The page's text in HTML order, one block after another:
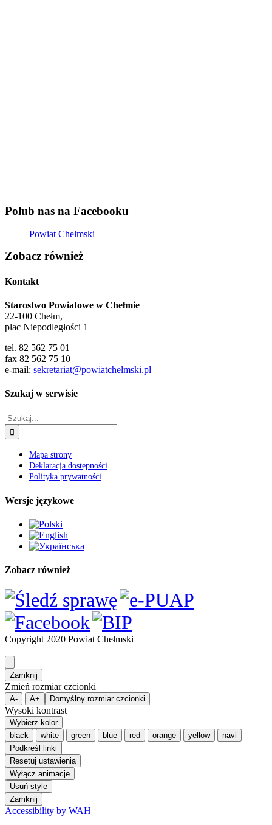
Polub nas na Facebooku
Powiat Chełmski
Zobacz również
Kontakt
Starostwo Powiatowe w Chełmie
22-100 Chełm,
plac Niepodległości 1
tel. 82 562 75 01
fax 82 562 75 10
e-mail: sekretariat@powiatchelmski.pl
Szukaj w serwisie
Szukaj
Mapa strony
Deklaracja dostępności
Polityka prywatności
Wersje językowe
Zobacz również
Copyright 2020 Powiat Chełmski
Zamknij
Zmień rozmiar czcionki
A- A+ Domyślny rozmiar czcionki
Wysoki kontrast
Wybierz kolor
black
white green blue red orange yellow
navi
Podkreśl linki
Resetuj ustawienia
Wyłącz animacje
Usuń style
Zamknij
Accessibility by WAH